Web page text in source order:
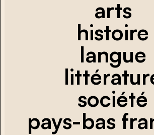
arts
histoire
langue
société
pays-bas